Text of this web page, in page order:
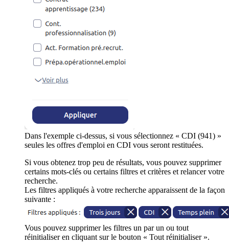
Dans l'exemple ci-dessus, si vous sélectionnez « CDI (941) »
seules les offres d'emploi en CDI vous seront restituées.
Si vous obtenez trop peu de résultats, vous pouvez supprimer
certains mots-clés ou certains filtres et critères et relancer votre
recherche.
Les filtres appliqués à votre recherche apparaissent de la façon
suivante :
Vous pouvez supprimer les filtres un par un ou tout
réinitialiser en cliquant sur le bouton « Tout réinitialiser ».